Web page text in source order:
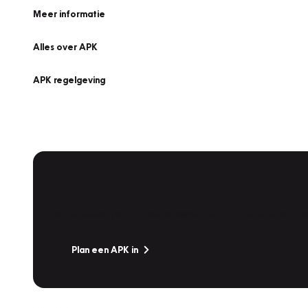
Meer informatie
Alles over APK
APK regelgeving
Plan een APK in